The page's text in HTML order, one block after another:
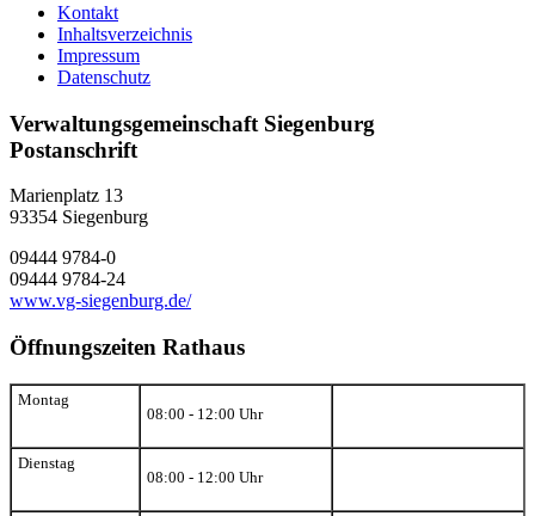
Kontakt
Inhaltsverzeichnis
Impressum
Datenschutz
Verwaltungsgemeinschaft Siegenburg
Postanschrift
Marienplatz 13
93354 Siegenburg
09444 9784-0
09444 9784-24
www.vg-siegenburg.de/
Öffnungszeiten Rathaus
Montag
08:00 - 12:00 Uhr
Dienstag
08:00 - 12:00 Uhr